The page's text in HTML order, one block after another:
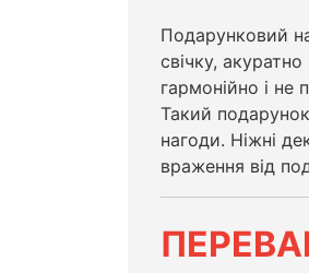
Подарунковий
свічку,
гармонійно і
Такий
нагоди. Ніжні
враження від